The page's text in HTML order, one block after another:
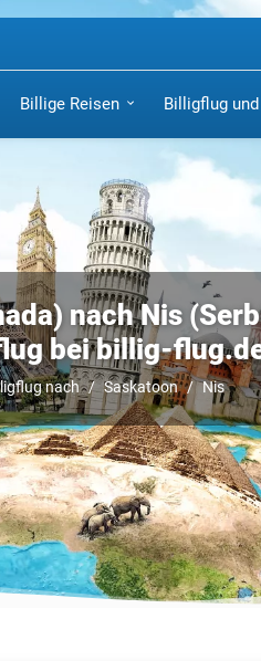
Billige Reisen Billigflug
nach Nis
bei billig-
nach Saskatoon Nis